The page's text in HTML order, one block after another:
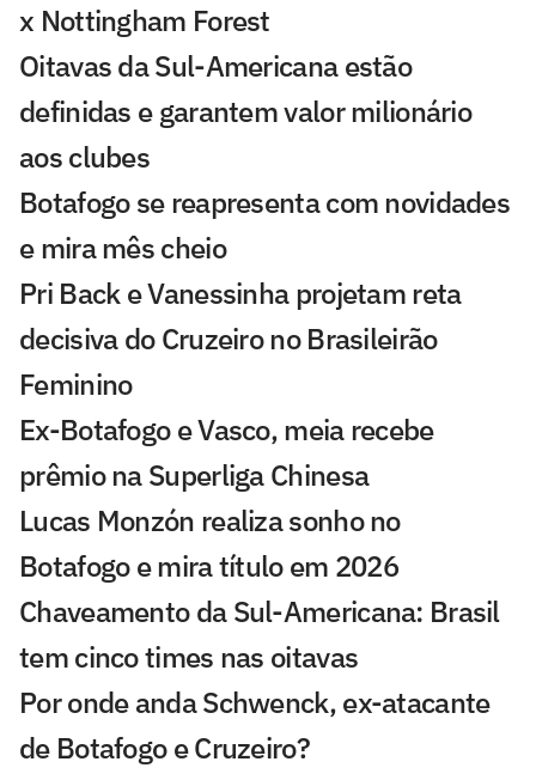
x Nottingham Forest
Oitavas da Sul-Americana estão
definidas e garantem valor milionário
aos clubes
Botafogo se reapresenta com novidades
e mira mês cheio
Pri Back e Vanessinha projetam reta
decisiva do Cruzeiro no Brasileirão
Feminino
Ex-Botafogo e Vasco, meia recebe
prêmio na Superliga Chinesa
Lucas Monzón realiza sonho no
Botafogo e mira título em 2026
Chaveamento da Sul-Americana: Brasil
tem cinco times nas oitavas
Por onde anda Schwenck, ex-atacante
de Botafogo e Cruzeiro?